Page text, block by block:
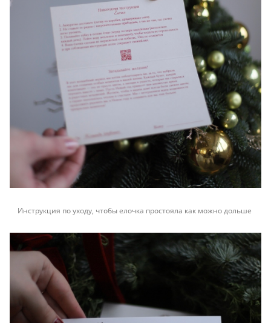
Инструкция по уходу, чтобы елочка простояла как можно дольше